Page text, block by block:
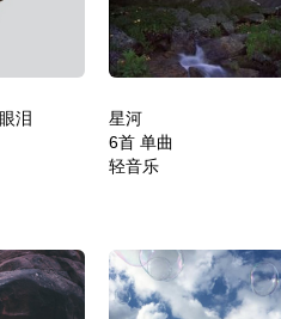
泪
星河
6首 单曲
轻音乐